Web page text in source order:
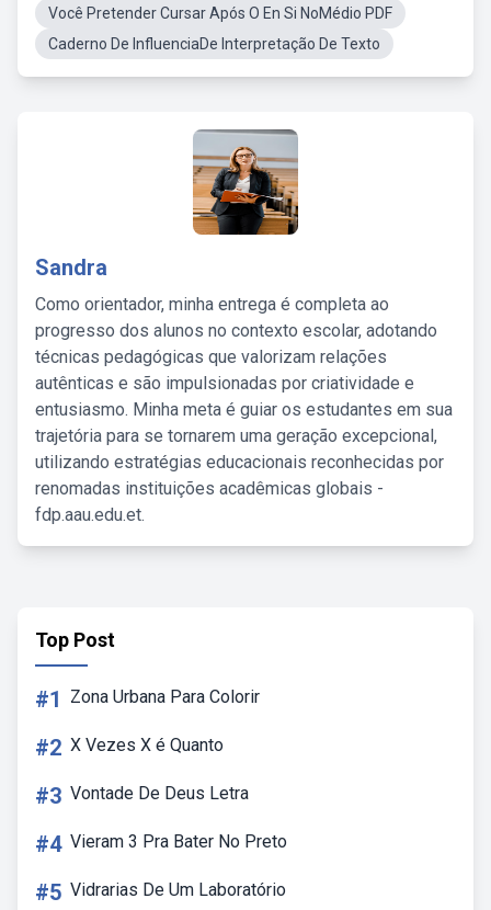
Você Pretender Cursar Após O En Si NoMédio PDF
Caderno De InfluenciaDe Interpretação De Texto
Sandra
Como orientador, minha entrega é completa ao
progresso dos alunos no contexto escolar, adotando
técnicas pedagógicas que valorizam relações
autênticas e são impulsionadas por criatividade e
entusiasmo. Minha meta é guiar os estudantes em sua
trajetória para se tornarem uma geração excepcional,
utilizando estratégias educacionais reconhecidas por
renomadas instituições acadêmicas globais -
fdp.aau.edu.et.
Top Post
#1 Zona Urbana Para Colorir
#2 X Vezes X é Quanto
#3 Vontade De Deus Letra
#4 Vieram 3 Pra Bater No Preto
#5 Vidrarias De Um Laboratório